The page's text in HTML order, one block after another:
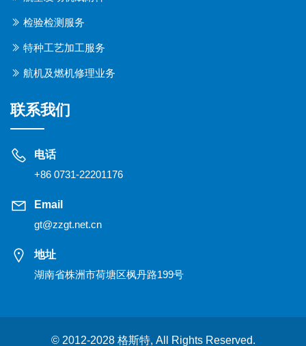
检验检测服务
特种工艺加工服务
航机及燃机修理业务
联系我们
电话
+86 0731-22201176
Email
gt@zzgt.net.cn
地址
湖南省株洲市荷塘区枫丹路199号
© 2012-2028 格斯特, All Rights Reserved.